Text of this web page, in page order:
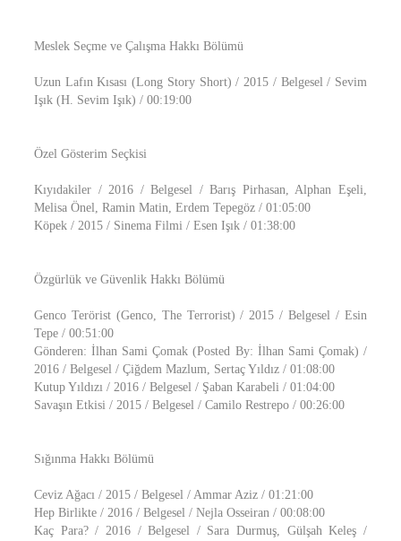
Meslek Seçme ve Çalışma Hakkı Bölümü
Uzun Lafın Kısası (Long Story Short) / 2015 / Belgesel / Sevim
Işık (H. Sevim Işık) / 00:19:00
Özel Gösterim Seçkisi
Kıyıdakiler / 2016 / Belgesel / Barış Pirhasan, Alphan Eşeli,
Melisa Önel, Ramin Matin, Erdem Tepegöz / 01:05:00
Köpek / 2015 / Sinema Filmi / Esen Işık / 01:38:00
Özgürlük ve Güvenlik Hakkı Bölümü
Genco Terörist (Genco, The Terrorist) / 2015 / Belgesel / Esin
Tepe / 00:51:00
Gönderen: İlhan Sami Çomak (Posted By: İlhan Sami Çomak) /
2016 / Belgesel / Çiğdem Mazlum, Sertaç Yıldız / 01:08:00
Kutup Yıldızı / 2016 / Belgesel / Şaban Karabeli / 01:04:00
Savaşın Etkisi / 2015 / Belgesel / Camilo Restrepo / 00:26:00
Sığınma Hakkı Bölümü
Ceviz Ağacı / 2015 / Belgesel / Ammar Aziz / 01:21:00
Hep Birlikte / 2016 / Belgesel / Nejla Osseiran / 00:08:00
Kaç Para? / 2016 / Belgesel / Sara Durmuş, Gülşah Keleş /